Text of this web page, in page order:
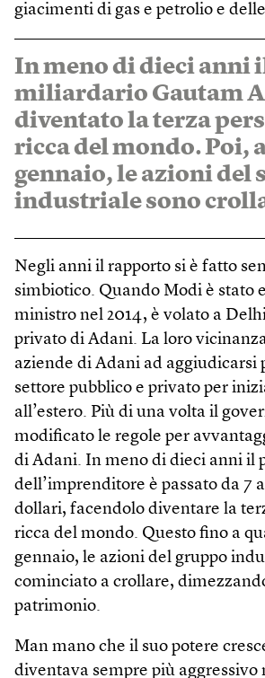
giacimenti di gas e petrolio e
In meno di dieci anni
miliardario Gautam
diventato la terza
ricca del mondo. Poi,
gennaio, le azioni del
industriale sono
Negli anni il rapporto si è fatto
simbiotico. Quando Modi è stato
ministro nel 2014, è volato a
privato di Adani. La loro
aziende di Adani ad aggiudicarsi
settore pubblico e privato per
all’estero. Più di una volta il
modificato le regole per
di Adani. In meno di dieci anni il
dell’imprenditore è passato da 7
dollari, facendolo diventare la
ricca del mondo. Questo fino a
gennaio, le azioni del gruppo
cominciato a crollare,
patrimonio.
Man mano che il suo potere
diventava sempre più